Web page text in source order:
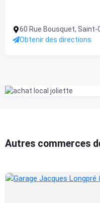
60 Rue Bousquet, Saint-
Obtenir des directions
Autres commerces